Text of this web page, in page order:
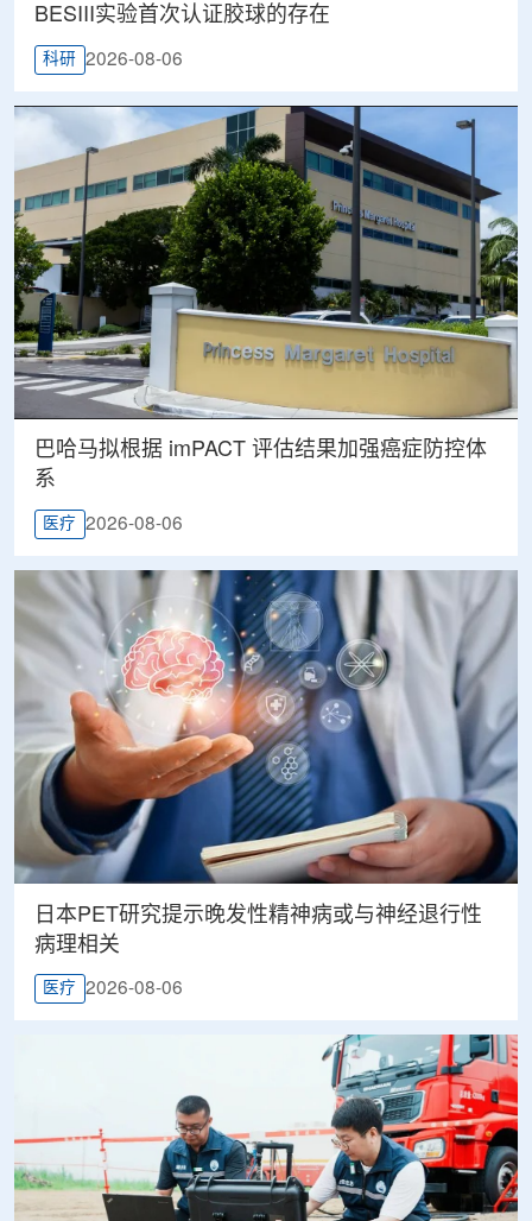
BESIII实验首次认证胶球的存在
科研 2026-08-06
巴哈马拟根据 imPACT 评估结果加强癌症防控体
系
医疗 2026-08-06
日本PET研究提示晚发性精神病或与神经退行性
病理相关
医疗 2026-08-06